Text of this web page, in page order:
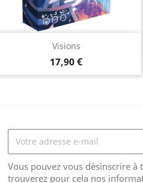
Visions
Prix
17,90 €
Aperçu rapide
Vous pouvez vous désinscrire à
trouverez pour cela nos